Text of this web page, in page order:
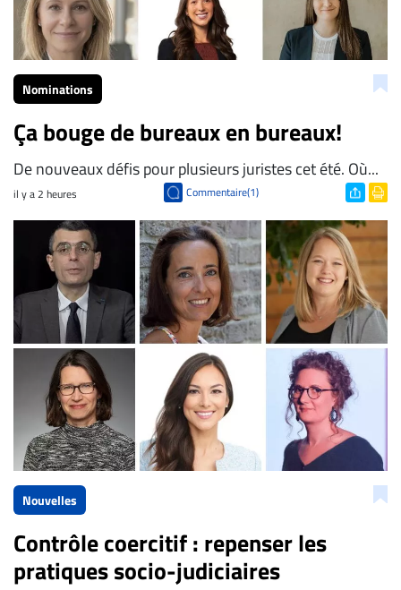
Nominations
Ça bouge de bureaux en bureaux!
De nouveaux défis pour plusieurs juristes cet été. Où...
il y a 2 heures Commentaire(1)
Nouvelles
Contrôle coercitif : repenser les
pratiques socio-judiciaires